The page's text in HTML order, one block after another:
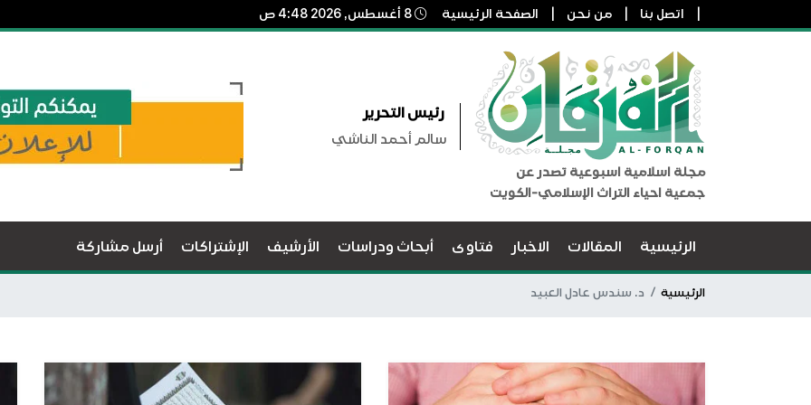
اتصل بنا من نحن الصفحة الرئيسية
مجلة اسلامية اسبوعية تصدر عن
جمعية احياء التراث الإسلامي-الكويت
رئيس التحرير
سالم أحمد الناشي
الرئيسية المقالات الاخبار فتاوى أبحاث ودراسات الأرشيف الإشتراكات أرسل مشاركة
الرئيسية د. سندس عادل العبيد